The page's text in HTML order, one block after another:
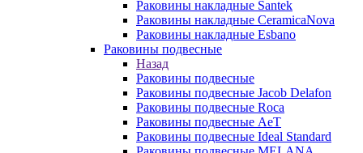
Раковины накладные Santek
Раковины накладные CeramicaNova
Раковины накладные Esbano
Раковины подвесные
Назад
Раковины подвесные
Раковины подвесные Jacob Delafon
Раковины подвесные Roca
Раковины подвесные AeT
Раковины подвесные Ideal Standard